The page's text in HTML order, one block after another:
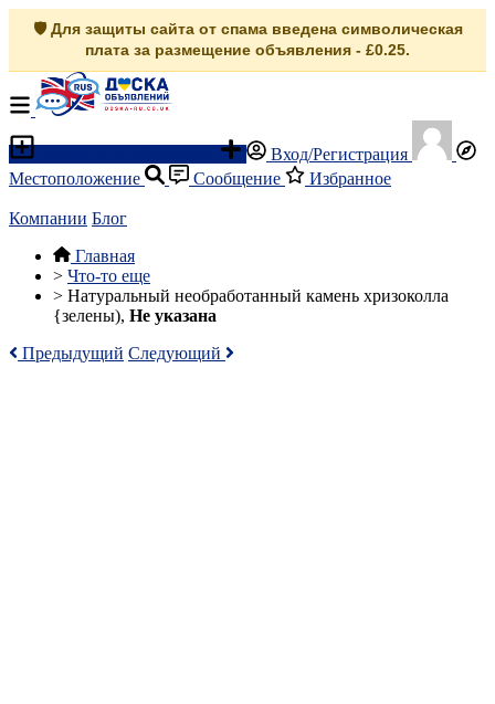
🛡️ Для защиты сайта от спама введена символическая
плата за размещение объявления - £0.25.
Вход/Регистрация
Местоположение
Сообщение Избранное
Компании Блог
Главная
> Что-то еще
> Натуральный необработанный камень хризоколла
{зелены), Не указана
Предыдущий Следующий